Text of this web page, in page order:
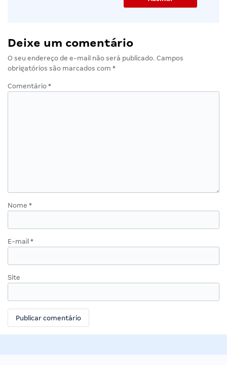
Deixe um comentário
O seu endereço de e-mail não será publicado. Campos
obrigatórios são marcados com *
Comentário *
Nome *
E-mail *
Site